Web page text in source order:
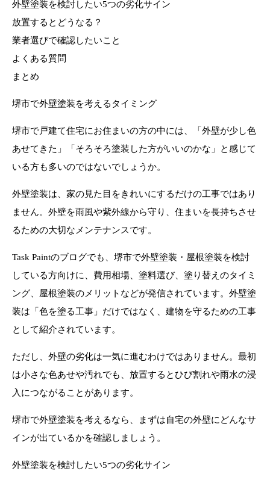
外壁塗装を検討したい5つの劣化サイン
放置するとどうなる？
業者選びで確認したいこと
よくある質問
まとめ
堺市で外壁塗装を考えるタイミング
堺市で戸建て住宅にお住まいの方の中には、「外壁が少し色
あせてきた」「そろそろ塗装した方がいいのかな」と感じて
いる方も多いのではないでしょうか。
外壁塗装は、家の見た目をきれいにするだけの工事ではあり
ません。外壁を雨風や紫外線から守り、住まいを長持ちさせ
るための大切なメンテナンスです。
Task Paintのブログでも、堺市で外壁塗装・屋根塗装を検討
している方向けに、費用相場、塗料選び、塗り替えのタイミ
ング、屋根塗装のメリットなどが発信されています。外壁塗
装は「色を塗る工事」だけではなく、建物を守るための工事
として紹介されています。
ただし、外壁の劣化は一気に進むわけではありません。最初
は小さな色あせや汚れでも、放置するとひび割れや雨水の浸
入につながることがあります。
堺市で外壁塗装を考えるなら、まずは自宅の外壁にどんなサ
インが出ているかを確認しましょう。
外壁塗装を検討したい5つの劣化サイン